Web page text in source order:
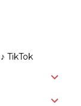
‎♪ TikTok